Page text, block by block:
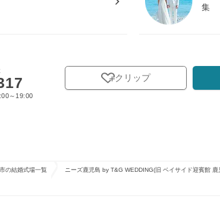
集
～19:00
クリップ
の結婚式場一覧 ニーズ鹿児島 by T&G WEDDING(旧 ベイサイド迎賓館 鹿